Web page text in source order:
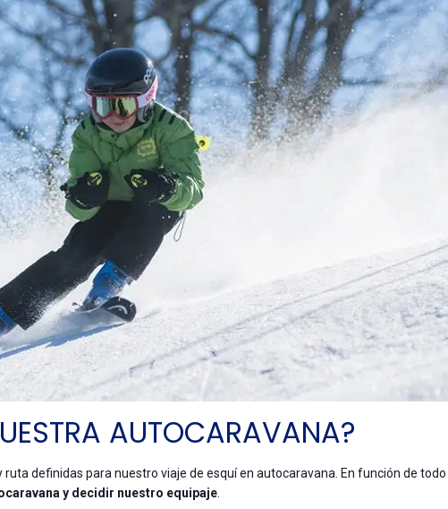
AUTOCARAVANA?
definidas para nuestro viaje de esquí en autocaravana. En función de todo
y decidir nuestro equipaje